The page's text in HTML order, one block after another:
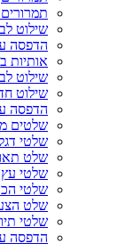
שילוט
הדפסה
אותיות
שילוט
שילוט
הדפסה
שלטים
שלטי
שלט
שלטי עץ
שלטי
שלט
שלטי
הדפסה